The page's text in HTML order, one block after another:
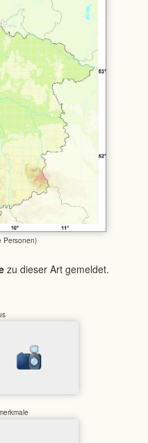
Personen)
zu dieser Art gemeldet.